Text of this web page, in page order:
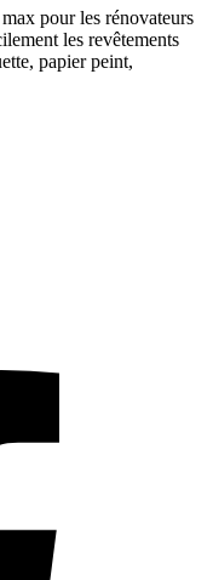
pour les rénovateurs
les revêtements
papier peint,